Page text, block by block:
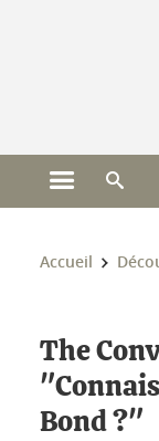
Ouvrir le
Vous êtes ici :
Accueil
The
Bond ?"